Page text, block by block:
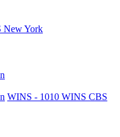
New York
WINS - 1010 WINS CBS